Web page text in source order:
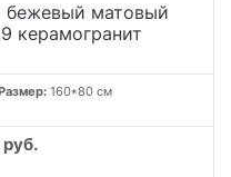
бежевый матовый
керамогранит
160*80 см